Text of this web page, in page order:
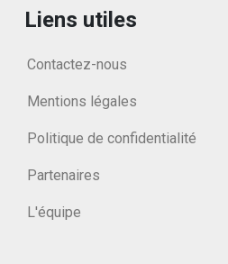
Liens utiles
Contactez-nous
Mentions légales
Politique de confidentialité
Partenaires
L'équipe